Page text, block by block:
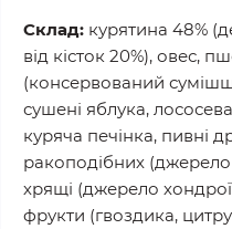
Склад: курятина 48%
від кісток 20%), овес,
(консервований
сушені яблука,
куряча печінка, пивні
ракоподібних (джерело
хрящі (джерело
фрукти (гвоздика,